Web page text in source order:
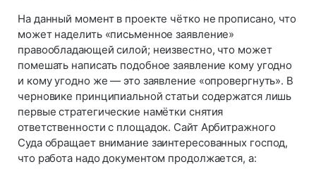
На данный момент в проекте чётко не прописано, что
может наделить «письменное заявление»
правообладающей силой; неизвестно, что может
помешать написать подобное заявление кому угодно
и кому угодно же — это заявление «опровергнуть». В
черновике принципиальной статьи содержатся лишь
первые стратегические намётки снятия
ответственности с площадок. Сайт Арбитражного
Суда обращает внимание заинтересованных господ,
что работа надо документом продолжается, а: